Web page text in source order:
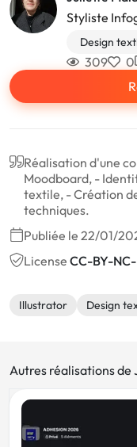
Styliste
Design
309 0
Réalisation d'une
Moodboard, -
textile, - Création
techniques.
Publiée le 22/01/
License CC-BY-
Illustrator Design
Autres réalisations de